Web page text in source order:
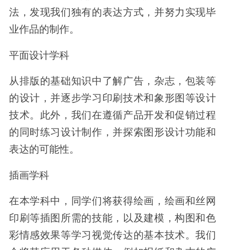
法，发现我们独有的表达方式，并努力实现毕
业作品的制作。
平面设计学科
从排版的基础知识中了解广告，杂志，包装等
的设计，并逐步学习印刷技术和象形图等设计
技术。此外，我们在遵循产品开发和促销过程
的同时练习设计制作，并探索图形设计功能和
表达的可能性。
插画学科
在本学科中，同学们将获得绘画，绘画和丝网
印刷等插图所需的技能，以及建模，构图和色
彩情感效果等学习视觉传达的基本技术。我们